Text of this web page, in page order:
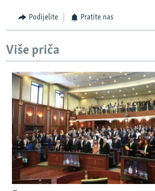
Podijelite Pratite nas
Više priča